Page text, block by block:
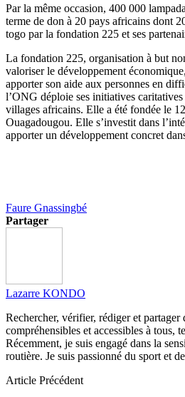
Par la même occasion, 400 000
terme de don à 20 pays africains dont
togo par la fondation 225 et ses
La fondation 225, organisation à but
valoriser le développement
apporter son aide aux personnes en
l’ONG déploie ses initiatives
villages africains. Elle a été fondée le
Ouagadougou. Elle s’investit dans
apporter un développement concret
Faure Gnassingbé
Partager
Lazarre KONDO
Rechercher, vérifier, rédiger et partager
compréhensibles et accessibles à tous,
Récemment, je suis engagé dans la
routière. Je suis passionné du sport et
Article Précédent